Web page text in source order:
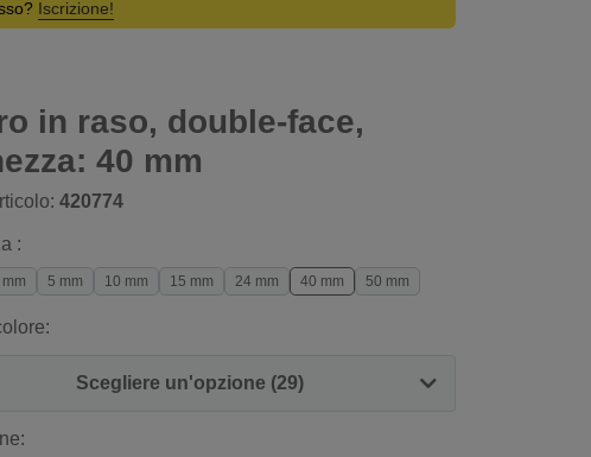
Iscrizione!
in raso, double-face,
40 mm
420774
:
mm 5 mm 10 mm 15 mm 24 mm 40 mm 50 mm
Scegliere un'opzione (29)